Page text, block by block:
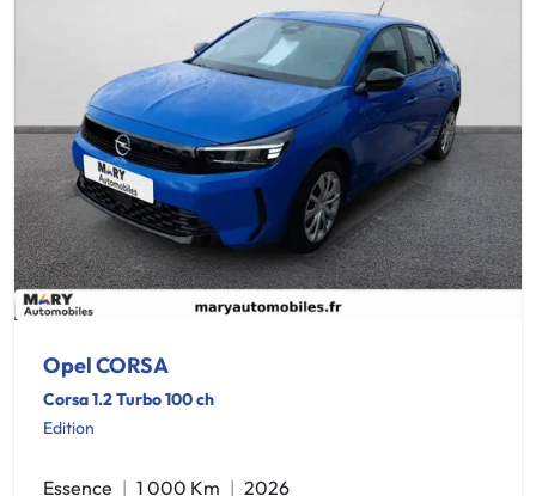
Opel CORSA
Corsa 1.2 Turbo 100 ch
Edition
Essence 1 000 Km 2026